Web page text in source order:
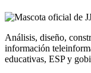
Análisis, diseño,
información
educativas, ESP y